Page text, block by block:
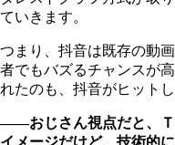
ていきます。
つまり、抖音は既存の動
者でもバズるチャンスが
れたのも、抖音がヒット
――おじさん視点だと、Ｔ
イメージだけど、技術的に